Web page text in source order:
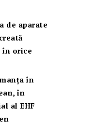
de aparate
orice
în
în
al EHF